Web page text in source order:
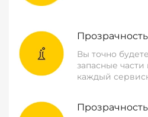
Вы точно
запасные
каждый